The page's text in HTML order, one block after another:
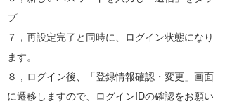
プ
７，再設定完了と同時に、ログイン状態になり
ます。
８，ログイン後、「登録情報確認・変更」画面
に遷移しますので、ログインIDの確認をお願い